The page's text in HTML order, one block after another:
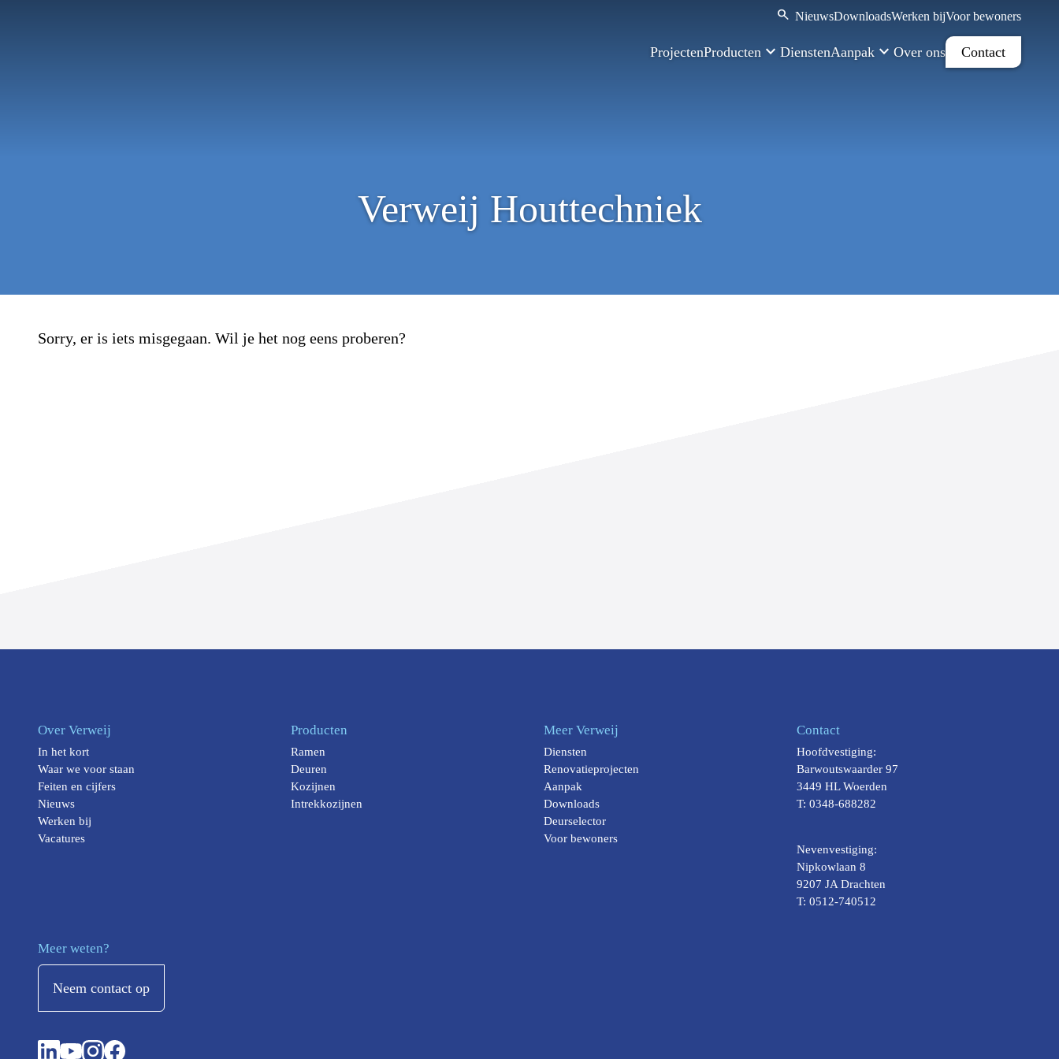
NieuwsDownloadsWerken bijVoor bewoners
ProjectenProducten DienstenAanpak Over ons Contact
Verweij Houttechniek
Sorry, er is iets misgegaan. Wil je het nog eens proberen?
Over Verweij
In het kort
Waar we voor staan
Feiten en cijfers
Nieuws
Werken bij
Vacatures
Producten
Ramen
Deuren
Kozijnen
Intrekkozijnen
Meer Verweij
Diensten
Renovatieprojecten
Aanpak
Downloads
Deurselector
Voor bewoners
Contact
Hoofdvestiging:
Barwoutswaarder 97
3449 HL Woerden
T: 0348-688282
Nevenvestiging:
Nipkowlaan 8
9207 JA Drachten
T: 0512-740512
Meer weten?
Neem contact op